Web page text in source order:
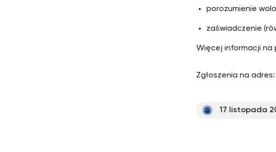
porozumienie
zaświadczenie
Więcej informacji na
Zgłoszenia na adres:
17 listopada